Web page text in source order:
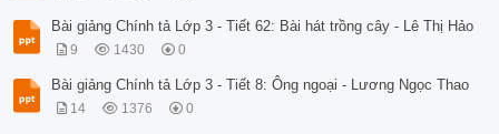
Bài giảng Chính tả Lớp 3 - Tiết 62: Bài hát trồng cây - Lê Thị Hảo
9 1430 0
Bài giảng Chính tả Lớp 3 - Tiết 8: Ông ngoại - Lương Ngọc Thao
14 1376 0